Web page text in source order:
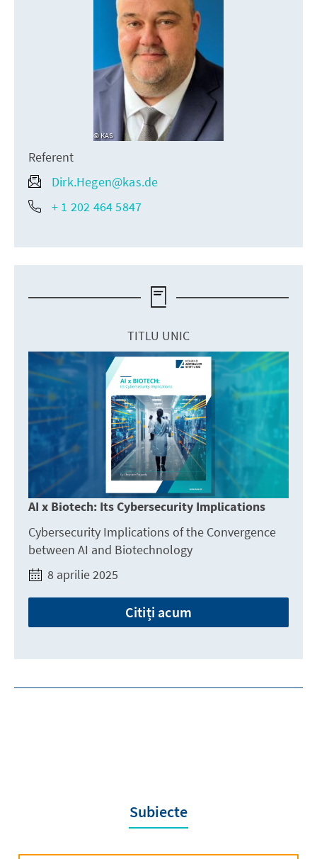
KAS
Referent
Dirk.Hegen@kas.de
+ 1 202 464 5847
TITLU UNIC
AI x Biotech: Its Cybersecurity Implications
Cybersecurity Implications of the Convergence
between AI and Biotechnology
8 aprilie 2025
Citiți acum
Subiecte